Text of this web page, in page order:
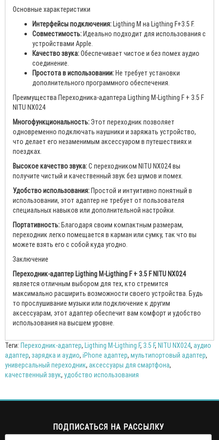
Основные характеристики
Интерфейсы подключения:Ligthing M на Ligthing F+3.5 F.
Совместимость:Идеально подходит для использования с
устройствами Apple.
Качество звука:Обеспечивает чистое и без помех аудио
соединение.
Простота в использовании:Не требует установки
дополнительного программного обеспечения.
Преимущества Переходника-адаптера Ligthing M-Ligthing F + 3.5 F
NITU NX024
Многофункциональность:Этот переходник позволяет
одновременно подключать наушники и заряжать устройство,
что делает его незаменимым аксессуаром в путешествиях и
поездках.
Высокое качество звука:С переходником NITU NX024 вы
получите чистый и качественный звук без шумов и помех.
Удобство использования:Простой и интуитивно понятный в
использовании, этот адаптер не требует от пользователя
специальных навыков или дополнительной настройки.
Портативность:Благодаря своим компактным размерам,
переходник легко помещается в карман или сумку, так что вы
можете взять его с собой куда угодно.
Заключение
Переходник-адаптер Ligthing M-Ligthing F + 3.5 F NITU NX024
является отличным выбором для тех, кто стремится
максимально расширить возможности своего устройства. Будь
то прослушивание музыки или подключение к другим
аксессуарам, этот адаптер обеспечит вам комфорт и удобство
использования на высшем уровне.
Теги: Переходник-адаптер, Ligthing M-Ligthing F, 3.5 F, NITU NX024, аудио
адаптер, зарядка и аудио, iPhone адаптер, мультипортовый адаптер,
универсальный переходник, аксессуары для смартфона,
качественный звук, удобство использования
ПОДПИСАТЬСЯ НА РАССЫЛКУ